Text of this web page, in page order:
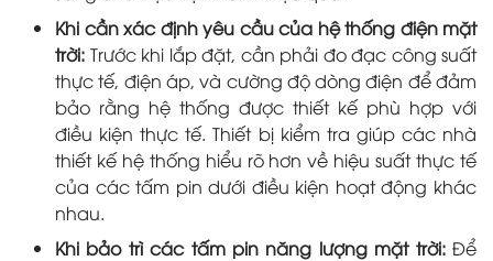
Khi cần xác định yêu cầu của hệ thống điện mặt
trời: Trước khi lắp đặt, cần phải đo đạc công suất
thực tế, điện áp, và cường độ dòng điện để đảm
bảo rằng hệ thống được thiết kế phù hợp với
điều kiện thực tế. Thiết bị kiểm tra giúp các nhà
thiết kế hệ thống hiểu rõ hơn về hiệu suất thực tế
của các tấm pin dưới điều kiện hoạt động khác
nhau.
Khi bảo trì các tấm pin năng lượng mặt trời: Để